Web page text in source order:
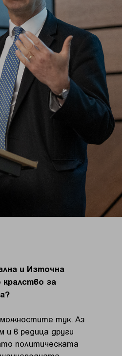
и Източна
за
тук. Аз
и в редица други
политическата